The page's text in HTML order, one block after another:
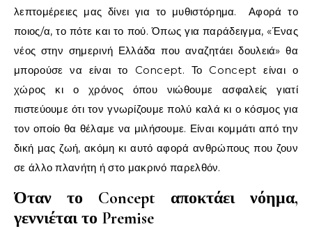
λεπτομέρειες μας δίνει για το μυθιστόρημα. Αφορά το
ποιος/α, το πότε και το πού. Όπως για παράδειγμα, «Ένας
νέος στην σημερινή Ελλάδα που αναζητάει δουλειά» θα
μπορούσε να είναι το Concept. Το Concept είναι ο
χώρος κι ο χρόνος όπου νιώθουμε ασφαλείς γιατί
πιστεύουμε ότι τον γνωρίζουμε πολύ καλά κι ο κόσμος για
τον οποίο θα θέλαμε να μιλήσουμε. Είναι κομμάτι από την
δική μας ζωή, ακόμη κι αυτό αφορά ανθρώπους που ζουν
σε άλλο πλανήτη ή στο μακρινό παρελθόν.
Όταν το Concept αποκτάει νόημα,
γεννιέται το Premise